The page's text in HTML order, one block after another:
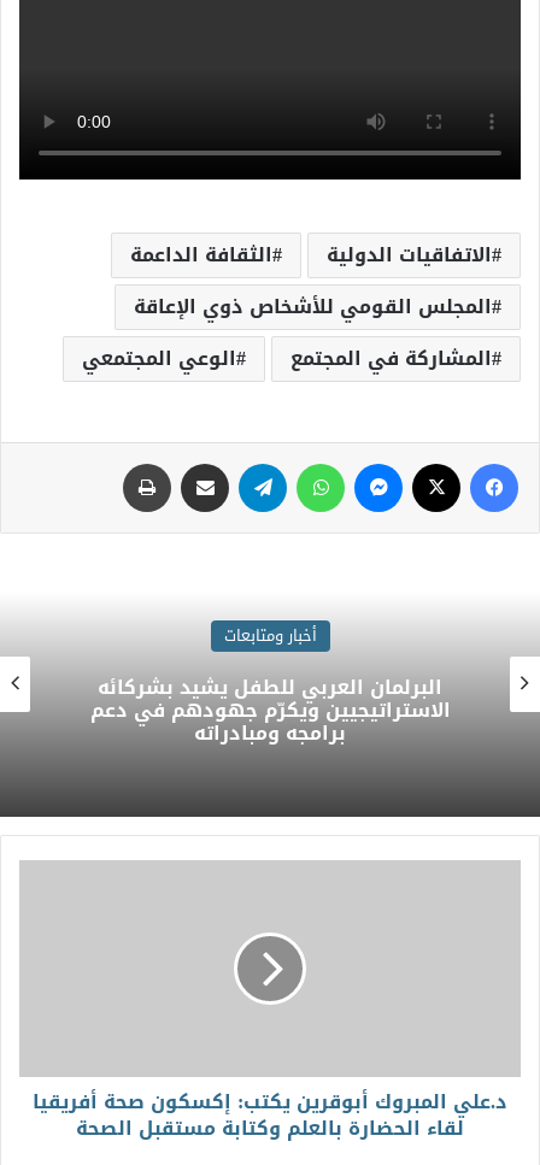
الاتفاقيات الدولية
الثقافة الداعمة
المجلس القومي للأشخاص ذوي الإعاقة
المشاركة في المجتمع
الوعي المجتمعي
أخبار ومتابعات
البرلمان العربي للطفل يشيد بشركائه
الاستراتيجيين ويكرّم جهودهم في دعم
برامجه ومبادراته
د.علي المبروك أبوقرين يكتب: إكسكون صحة أفريقيا
لقاء الحضارة بالعلم وكتابة مستقبل الصحة